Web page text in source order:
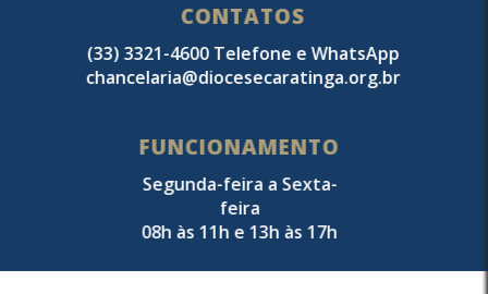
CONTATOS
(33) 3321-4600 Telefone e WhatsApp
chancelaria@diocesecaratinga.org.br
FUNCIONAMENTO
Segunda-feira a Sexta-
feira
08h às 11h e 13h às 17h